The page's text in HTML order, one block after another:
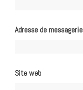
Adresse de messagerie
Site web